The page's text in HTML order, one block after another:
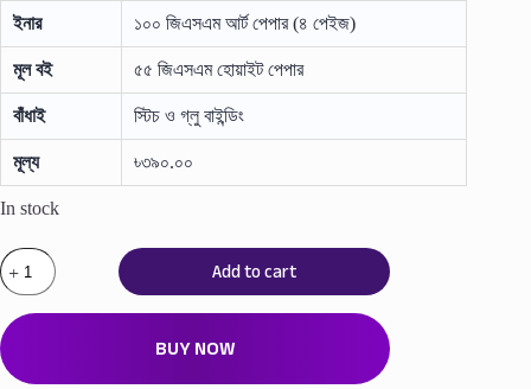
ইনার ১০০ জিএসএম আর্ট পেপার (৪ পেইজ)
মূল বই ৫৫ জিএসএম হোয়াইট পেপার
বাঁধাই স্টিচ ও গ্লু বাইন্ডিং
মূল্য ৳৩৯০.০০
In stock
Live
MCQ
এনটিআরসিএ
প্রিলিমিনারি
জব
সল্যুশন
(বিষয়ভিত্তিক)
Add to cart
BUY NOW
লোড হচ্ছে...